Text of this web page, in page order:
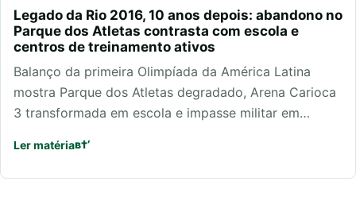
Legado da Rio 2016, 10 anos depois: abandono no
Parque dos Atletas contrasta com escola e
centros de treinamento ativos
Balanço da primeira Olimpíada da América Latina
mostra Parque dos Atletas degradado, Arena Carioca
3 transformada em escola e impasse militar em…
Ler matéria